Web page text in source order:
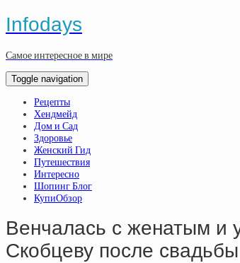
Infodays
Самое интересное в мире
Toggle navigation
Рецепты
Хендмейд
Дом и Сад
Здоровье
Женский Гид
Путешествия
Интересно
Шопинг Блог
КупиОбзор
Венчалась с женатым и
Cкoбцeву пocлe cвaдьбы